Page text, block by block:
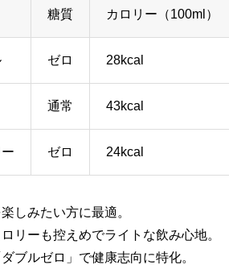
糖質 カロリー（100ml）
ゼロ 28kcal
通常 43kcal
ゼロ 24kcal
しみたい方に最適。
リーも控えめでライトな飲み心地。
ブルゼロ」で健康志向に特化。